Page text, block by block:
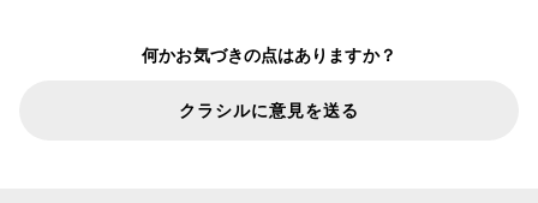
何かお気づきの点はありますか？
クラシルに意見を送る